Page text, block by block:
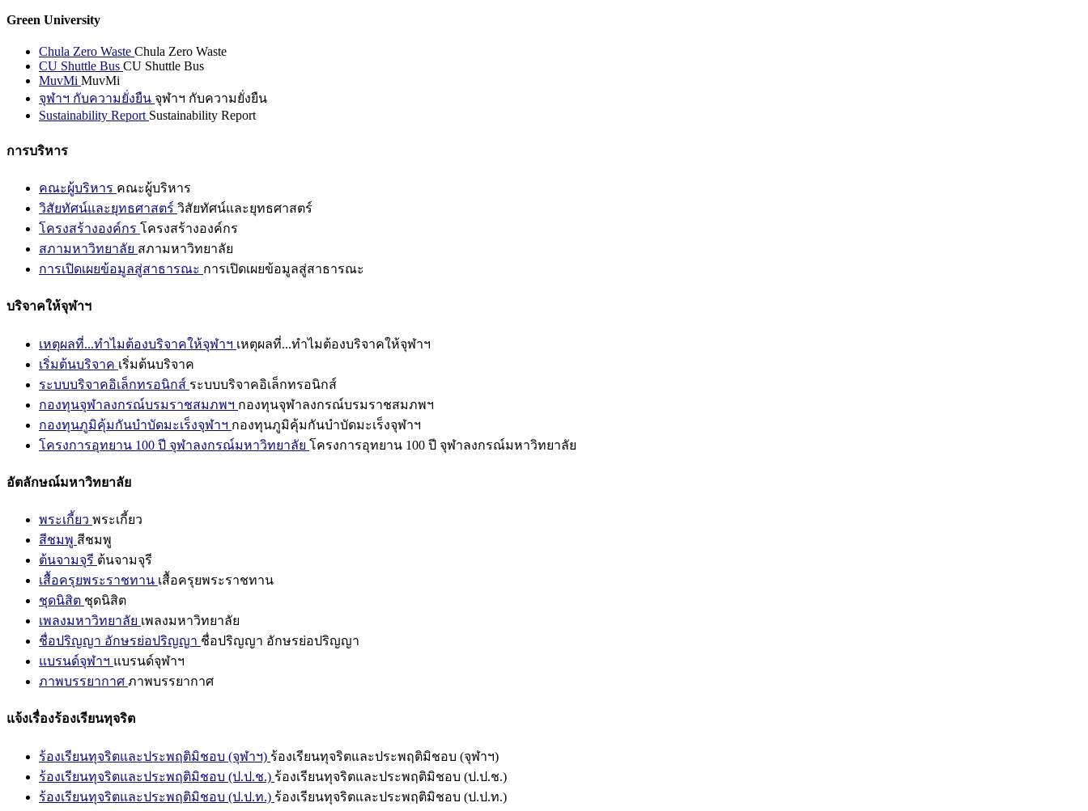
Green University
Chula Zero Waste Chula Zero Waste
CU Shuttle Bus CU Shuttle Bus
MuvMi MuvMi
จุฬาฯ กับความยั่งยืน จุฬาฯ กับความยั่งยืน
Sustainability Report Sustainability Report
การบริหาร
คณะผู้บริหาร คณะผู้บริหาร
วิสัยทัศน์และยุทธศาสตร์ วิสัยทัศน์และยุทธศาสตร์
โครงสร้างองค์กร โครงสร้างองค์กร
สภามหาวิทยาลัย สภามหาวิทยาลัย
การเปิดเผยข้อมูลสู่สาธารณะ การเปิดเผยข้อมูลสู่สาธารณะ
บริจาคให้จุฬาฯ
เหตุผลที่...ทำไมต้องบริจาคให้จุฬาฯ เหตุผลที่...ทำไมต้องบริจาคให้จุฬาฯ
เริ่มต้นบริจาค เริ่มต้นบริจาค
ระบบบริจาคอิเล็กทรอนิกส์ ระบบบริจาคอิเล็กทรอนิกส์
กองทุนจุฬาลงกรณ์บรมราชสมภพฯ กองทุนจุฬาลงกรณ์บรมราชสมภพฯ
กองทุนภูมิคุ้มกันบำบัดมะเร็งจุฬาฯ กองทุนภูมิคุ้มกันบำบัดมะเร็งจุฬาฯ
โครงการอุทยาน 100 ปี จุฬาลงกรณ์มหาวิทยาลัย โครงการอุทยาน 100 ปี จุฬาลงกรณ์มหาวิทยาลัย
อัตลักษณ์มหาวิทยาลัย
พระเกี้ยว พระเกี้ยว
สีชมพู สีชมพู
ต้นจามจุรี ต้นจามจุรี
เสื้อครุยพระราชทาน เสื้อครุยพระราชทาน
ชุดนิสิต ชุดนิสิต
เพลงมหาวิทยาลัย เพลงมหาวิทยาลัย
ชื่อปริญญา อักษรย่อปริญญา ชื่อปริญญา อักษรย่อปริญญา
แบรนด์จุฬาฯ แบรนด์จุฬาฯ
ภาพบรรยากาศ ภาพบรรยากาศ
แจ้งเรื่องร้องเรียนทุจริต
ร้องเรียนทุจริตและประพฤติมิชอบ (จุฬาฯ) ร้องเรียนทุจริตและประพฤติมิชอบ (จุฬาฯ)
ร้องเรียนทุจริตและประพฤติมิชอบ (ป.ป.ช.) ร้องเรียนทุจริตและประพฤติมิชอบ (ป.ป.ช.)
ร้องเรียนทุจริตและประพฤติมิชอบ (ป.ป.ท.) ร้องเรียนทุจริตและประพฤติมิชอบ (ป.ป.ท.)